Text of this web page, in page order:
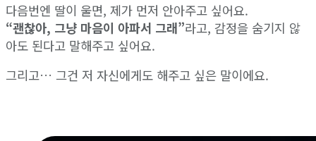
다음번엔 딸이 울면, 제가 먼저 안아주고 싶어요.
“괜찮아, 그냥 마음이 아파서 그래”라고, 감정을 숨기지 않
아도 된다고 말해주고 싶어요.
그리고… 그건 저 자신에게도 해주고 싶은 말이에요.